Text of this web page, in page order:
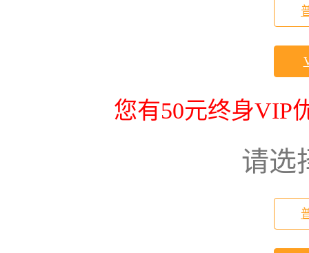
您有50元终身VIP
请选